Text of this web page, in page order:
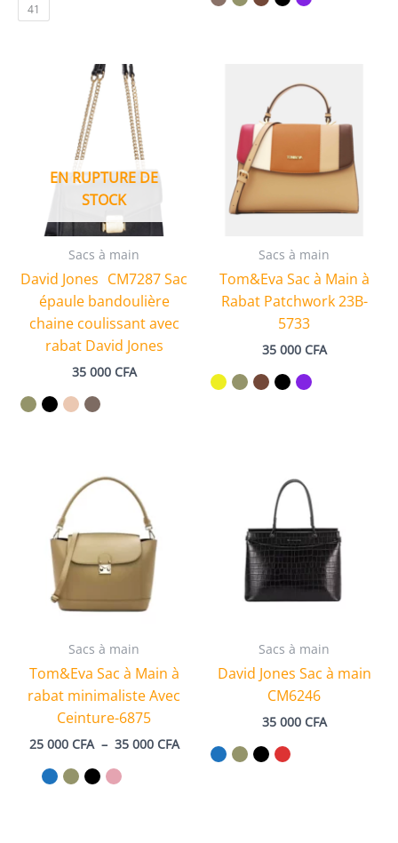
41
EN RUPTURE DE
STOCK
Sacs à main
David Jones CM7287 Sac
épaule bandoulière
chaine coulissant avec
rabat David Jones
35 000 CFA
Sacs à main
Tom&Eva Sac à Main à
Rabat Patchwork 23B-
5733
35 000 CFA
Sacs à main
Tom&Eva Sac à Main à
rabat minimaliste Avec
Ceinture-6875
25 000 CFA – 35 000 CFAPlage
Sacs à main
David Jones Sac à main
CM6246
35 000 CFA